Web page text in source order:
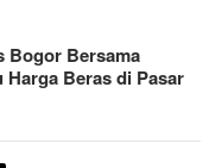
Bogor Bersama
Beras di Pasar